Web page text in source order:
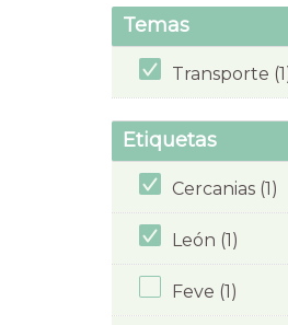
Temas
Transporte
Etiquetas
Cercanias (1)
León (1)
Feve (1)